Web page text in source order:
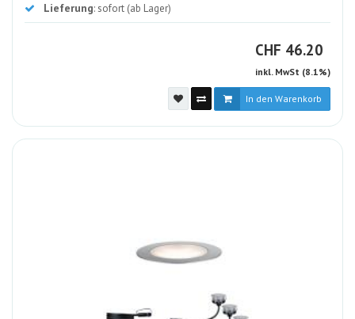
Lieferung: sofort (ab Lager)
CHF CHF
46.20
inkl. MwSt (8.1%)
In den Warenkorb